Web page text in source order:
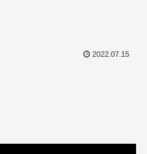
2022.07.15